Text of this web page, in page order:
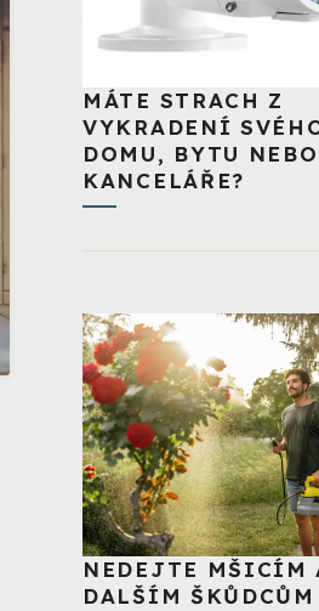
MÁTE STRACH Z
VYKRADENÍ
DOMU, BYTU NEBO
KANCELÁŘE?
NEDEJTE MŠICÍM
DALŠÍM